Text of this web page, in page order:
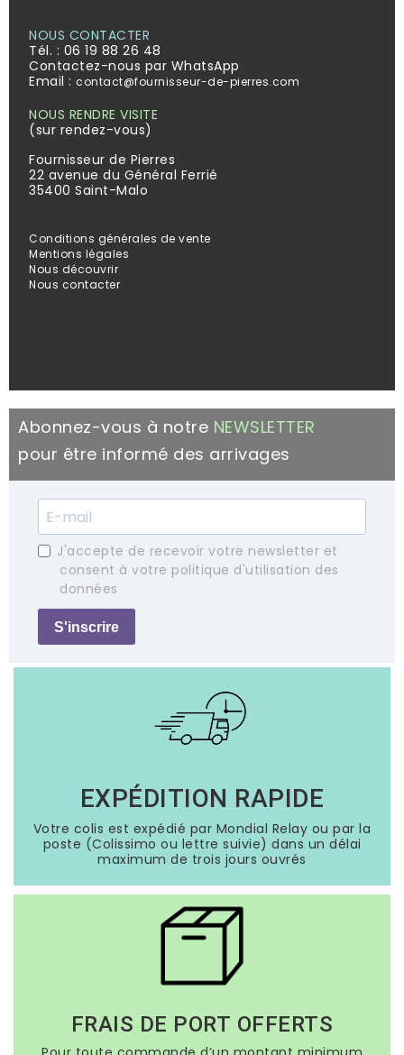
NOUS CONTACTER
Tél. : 06 19 88 26 48
Contactez-nous par WhatsApp
Email : contact@fournisseur-de-pierres.com
NOUS RENDRE VISITE
(sur rendez-vous)
Fournisseur de Pierres
22 avenue du Général Ferrié
35400 Saint-Malo
Conditions générales de vente
Mentions légales
Nous découvrir
Nous contacter
Abonnez-vous à notre NEWSLETTER
pour être informé des arrivages
J'accepte de recevoir votre newsletter et
consent à votre politique d'utilisation des
données
S'inscrire
EXPÉDITION RAPIDE
Votre colis est expédié par Mondial Relay ou par la
poste (Colissimo ou lettre suivie) dans un délai
maximum de trois jours ouvrés
FRAIS DE PORT OFFERTS